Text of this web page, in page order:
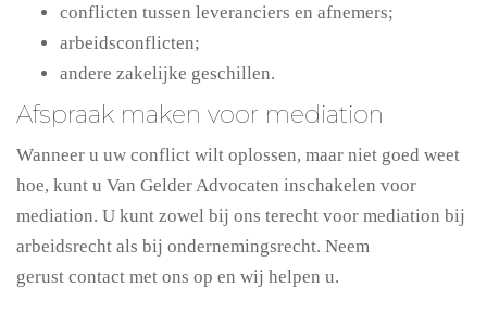
conflicten tussen leveranciers en afnemers;
arbeidsconflicten;
andere zakelijke geschillen.
Afspraak maken voor mediation
Wanneer u uw conflict wilt oplossen, maar niet goed weet
hoe, kunt u Van Gelder Advocaten inschakelen voor
mediation. U kunt zowel bij ons terecht voor mediation bij
arbeidsrecht als bij ondernemingsrecht. Neem
gerust contact met ons op en wij helpen u.